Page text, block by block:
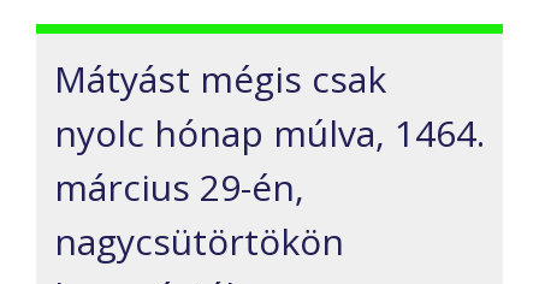
Mátyást mégis csak
nyolc hónap múlva, 1464.
március 29-én,
nagycsütörtökön